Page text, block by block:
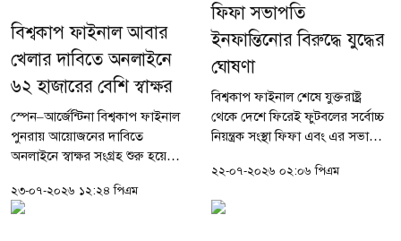
বিশ্বকাপ ফাইনাল আবার
খেলার দাবিতে অনলাইনে
৬২ হাজারের বেশি স্বাক্ষর
স্পেন–আর্জেন্টিনা বিশ্বকাপ ফাইনাল
পুনরায় আয়োজনের দাবিতে
অনলাইনে স্বাক্ষর সংগ্রহ শুরু হয়েছে।
এক আবেদনে এখন পর্যন্ত প্রায় ৬২
হাজার মানুষ সমর্থন...
২৩-০৭-২০২৬ ১২:২৪ পিএম
ফিফা সভাপতি
ইনফান্তিনোর বিরুদ্ধে যুদ্ধের
ঘোষণা
বিশ্বকাপ ফাইনাল শেষে যুক্তরাষ্ট্র
থেকে দেশে ফিরেই ফুটবলের সর্বোচ্চ
নিয়ন্ত্রক সংস্থা ফিফা এবং এর সভাপতি
ক্ষোভ উগড়ে দিয়েছেন স্প্যানিশ লা
লিগার...
২২-০৭-২০২৬ ০২:০৬ পিএম